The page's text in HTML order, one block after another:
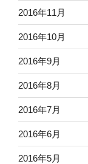
2016年11月
2016年10月
2016年9月
2016年8月
2016年7月
2016年6月
2016年5月